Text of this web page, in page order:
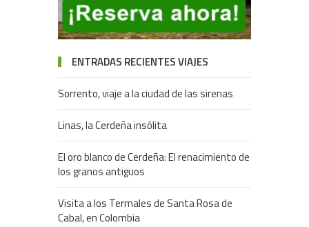
ENTRADAS RECIENTES VIAJES
Sorrento, viaje a la ciudad de las sirenas
Linas, la Cerdeña insólita
El oro blanco de Cerdeña: El renacimiento de
los granos antiguos
Visita a los Termales de Santa Rosa de
Cabal, en Colombia